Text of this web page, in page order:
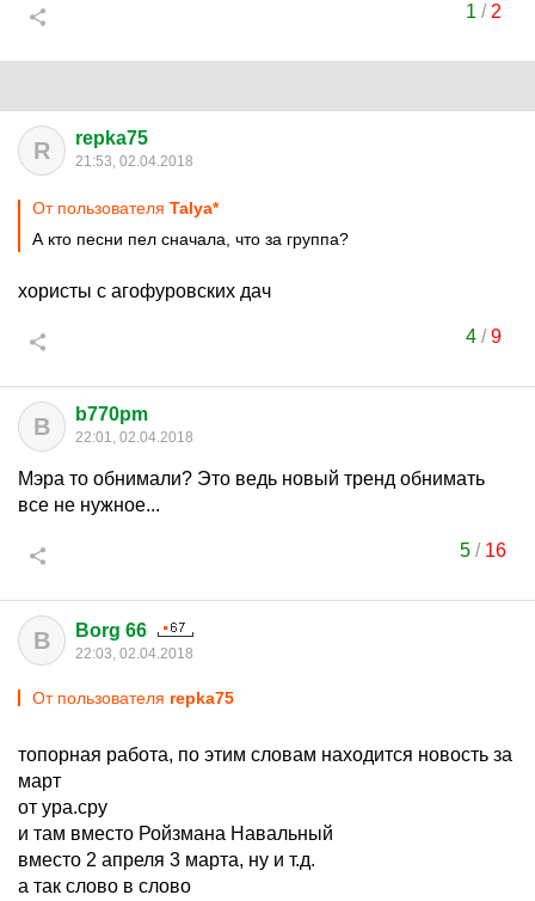
1 / 2
R repka75
21:53, 02.04.2018
От пользователя Talya*
А кто песни пел сначала, что за группа?
хористы с агофуровских дач
4/9
B b770pm
22:01, 02.04.2018
Мэра то обнимали? Это ведь новый тренд обнимать
все не нужное...
5 / 16
B Borg 66
22:03, 02.04.2018
От пользователя repka75
топорная работа, по этим словам находится новость за
март
от ура.сру
и там вместо Ройзмана Навальный
вместо 2 апреля 3 марта, ну и т.д.
а так слово в слово